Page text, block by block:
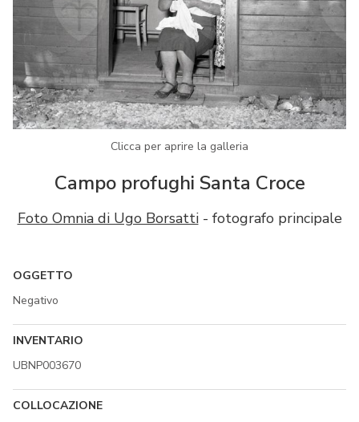
Clicca per aprire la galleria
Campo profughi Santa Croce
Foto Omnia di Ugo Borsatti- fotografo principale
OGGETTO
Negativo
INVENTARIO
UBNP003670
COLLOCAZIONE